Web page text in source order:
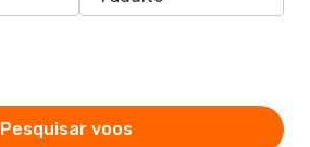
Pesquisar voos